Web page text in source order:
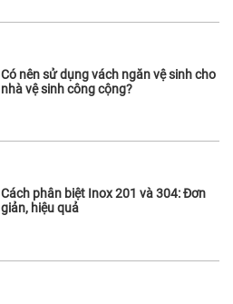
Có nên sử dụng vách ngăn vệ sinh cho
nhà vệ sinh công cộng?
Cách phân biệt Inox 201 và 304: Đơn
giản, hiệu quả